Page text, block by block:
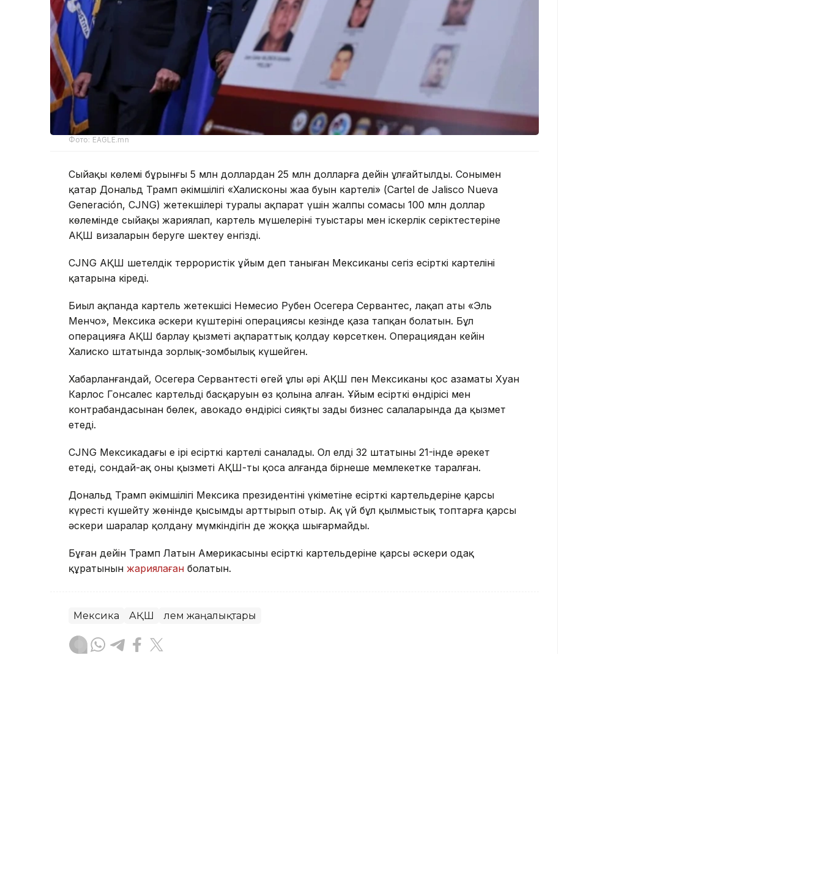
Фото: EAGLE.mn
Сыйақы көлемі бұрынғы 5 млн доллардан 25 млн долларға дейін ұлғайтылды. Сонымен
қатар Дональд Трамп әкімшілігі «Халисконың жаңа буын картелі» (Cartel de Jalisco Nueva
Generación, CJNG) жетекшілері туралы ақпарат үшін жалпы сомасы 100 млн доллар
көлемінде сыйақы жариялап, картель мүшелерінің туыстары мен іскерлік серіктестеріне
АҚШ визаларын беруге шектеу енгізді.
CJNG АҚШ шетелдік террористік ұйым деп таныған Мексиканың сегіз есірткі картелінің
қатарына кіреді.
Биыл ақпанда картель жетекшісі Немесио Рубен Осегера Сервантес, лақап аты «Эль
Менчо», Мексика әскери күштерінің операциясы кезінде қаза тапқан болатын. Бұл
операцияға АҚШ барлау қызметі ақпараттық қолдау көрсеткен. Операциядан кейін
Халиско штатында зорлық-зомбылық күшейген.
Хабарланғандай, Осегера Сервантестің өгей ұлы әрі АҚШ пен Мексиканың қос азаматы Хуан
Карлос Гонсалес картельдің басқаруын өз қолына алған. Ұйым есірткі өндірісі мен
контрабандасынан бөлек, авокадо өндірісі сияқты заңды бизнес салаларында да қызмет
етеді.
CJNG Мексикадағы ең ірі есірткі картелі саналады. Ол елдің 32 штатының 21-інде әрекет
етеді, сондай-ақ оның қызметі АҚШ-ты қоса алғанда бірнеше мемлекетке таралған.
Дональд Трамп әкімшілігі Мексика президентінің үкіметіне есірткі картельдеріне қарсы
күресті күшейту жөнінде қысымды арттырып отыр. Ақ үй бұл қылмыстық топтарға қарсы
әскери шаралар қолдану мүмкіндігін де жоққа шығармайды.
Бұған дейін Трамп Латын Америкасының есірткі картельдеріне қарсы әскери одақ
құратынын жариялаған болатын.
Мексика АҚШ Әлем жаңалықтары